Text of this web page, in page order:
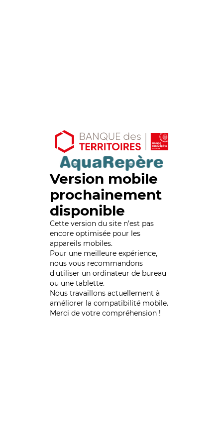
Version mobile
prochainement
disponible
Cette version du site n’est pas
encore optimisée pour les
appareils mobiles.
Pour une meilleure expérience,
nous vous recommandons
d'utiliser un ordinateur de bureau
ou une tablette.
Nous travaillons actuellement à
améliorer la compatibilité mobile.
Merci de votre compréhension !